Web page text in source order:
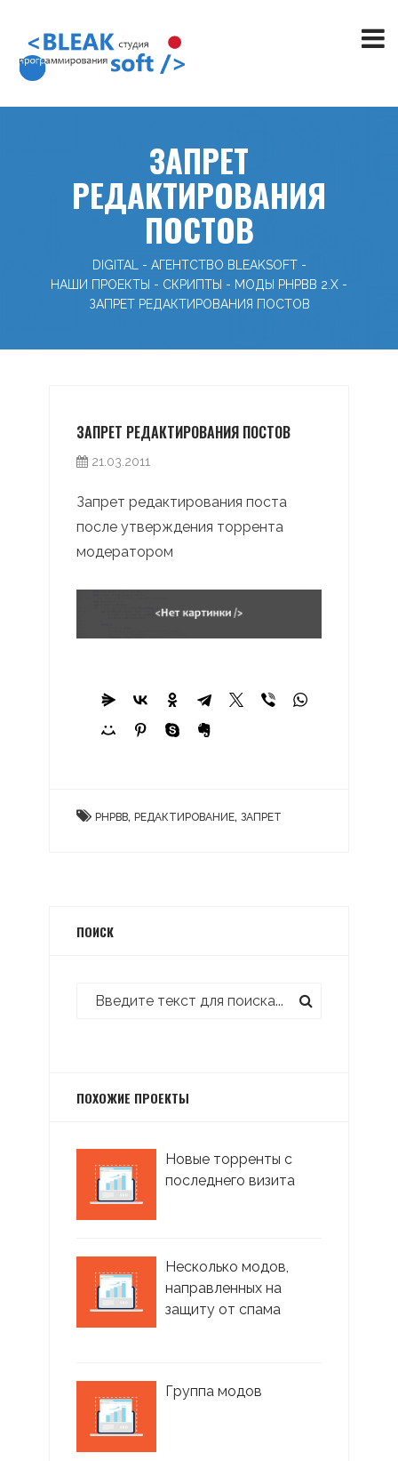
ЗАПРЕТ
РЕДАКТИРОВАНИЯ
ПОСТОВ
DIGITAL - АГЕНТСТВО BLEAKSOFT -
НАШИ ПРОЕКТЫ - СКРИПТЫ - МОДЫ PHPBB 2.X -
ЗАПРЕТ РЕДАКТИРОВАНИЯ ПОСТОВ
ЗАПРЕТ РЕДАКТИРОВАНИЯ ПОСТОВ
21.03.2011
Запрет редактирования поста
после утверждения торрента
модератором
PHPBB, РЕДАКТИРОВАНИЕ, ЗАПРЕТ
ПОИСК
ПОХОЖИЕ ПРОЕКТЫ
Новые торренты с
последнего визита
Несколько модов,
направленных на
защиту от спама
Группа модов